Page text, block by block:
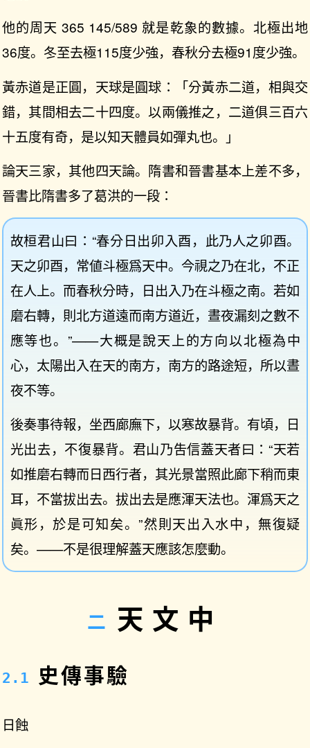
他的周天 365 145/589 就是乾象的數據。北極出地
36度。冬至去極115度少強，春秋分去極91度少強。
黃赤道是正圓，天球是圓球：「分黃赤二道，相與交
錯，其間相去二十四度。以兩儀推之，二道俱三百六
十五度有奇，是以知天體員如彈丸也。」
論天三家，其他四天論。隋書和晉書基本上差不多，
晉書比隋書多了葛洪的一段：
故桓君山曰：“春分日出卯入酉，此乃人之卯酉。
天之卯酉，常値斗極爲天中。今視之乃在北，不正
在人上。而春秋分時，日出入乃在斗極之南。若如
磨右轉，則北方道遠而南方道近，晝夜漏刻之數不
應等也。”——大概是說天上的方向以北極為中
心，太陽出入在天的南方，南方的路途短，所以晝
夜不等。
後奏事待報，坐西廊廡下，以寒故暴背。有頃，日
光出去，不復暴背。君山乃吿信蓋天者曰：“天若
如推磨右轉而日西行者，其光景當照此廊下稍而東
耳，不當拔出去。拔出去是應渾天法也。渾爲天之
眞形，於是可知矣。”然則天出入水中，無復疑
矣。——不是很理解蓋天應該怎麼動。
天文中
史傳事驗
日蝕